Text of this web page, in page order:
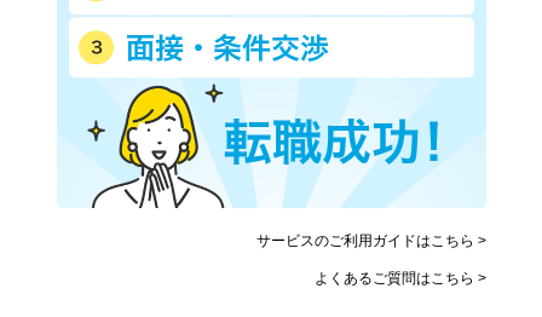
サービスのご利用ガイドはこちら >
よくあるご質問はこちら >